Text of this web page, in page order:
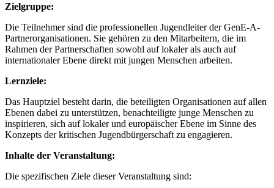
Zielgruppe:
Die Teilnehmer sind die professionellen Jugendleiter der GenE-A-
Partnerorganisationen. Sie gehören zu den Mitarbeitern, die im
Rahmen der Partnerschaften sowohl auf lokaler als auch auf
internationaler Ebene direkt mit jungen Menschen arbeiten.
Lernziele:
Das Hauptziel besteht darin, die beteiligten Organisationen auf allen
Ebenen dabei zu unterstützen, benachteiligte junge Menschen zu
inspirieren, sich auf lokaler und europäischer Ebene im Sinne des
Konzepts der kritischen Jugendbürgerschaft zu engagieren.
Inhalte der Veranstaltung:
Die spezifischen Ziele dieser Veranstaltung sind: